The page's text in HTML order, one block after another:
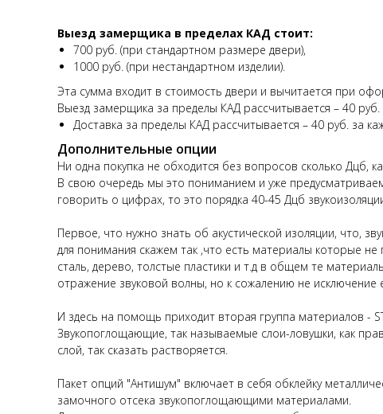
Выезд замерщика в пределах КАД стоит:
700 руб. (при стандартном размере двери),
1000 руб. (при нестандартном изделии).
Эта сумма входит в стоимость двери и вычитается при
Выезд замерщика за пределы КАД рассчитывается – 40 руб.
Доставка за пределы КАД рассчитывается – 40 руб. за
Дополнительные опции
Ни одна покупка не обходится без вопросов сколько Дцб,
В свою очередь мы это пониманием и уже
говорить о цифрах, то это порядка 40-45 Дцб
Первое, что нужно знать об акустической изоляции, что,
для понимания скажем так ,что есть материалы которые
сталь, дерево, толстые пластики и т.д в общем те
отражение звуковой волны, но к сожалению не исключение
И здесь на помощь приходит вторая группа материалов -
Звукопоглощающие, так называемые слои-ловушки, как
слой, так сказать растворяется.
Пакет опций "Антишум" включает в себя обклейку
замочного отсека звукопоглощающими материалами.